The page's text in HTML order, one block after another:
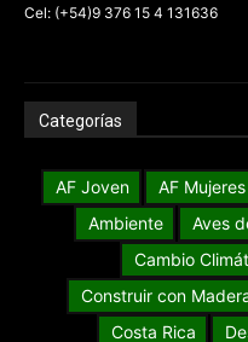
Cel: (+54)9 376 15 4 131636
Categorías
AF Joven AF
Ambiente
Aves
Cambio
Construir con
Costa Rica